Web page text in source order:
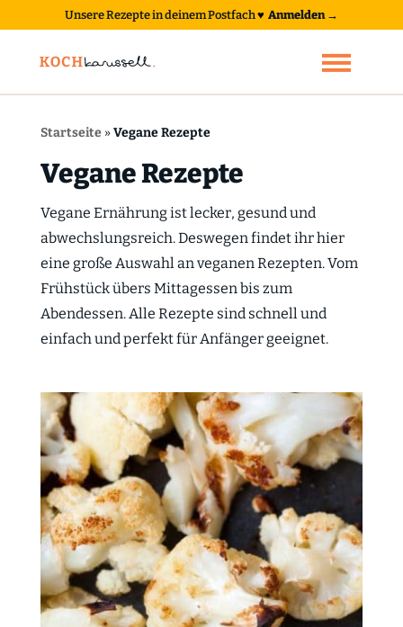
Unsere Rezepte in deinem Postfach♥ Anmelden →
Startseite»Vegane Rezepte
Vegane Rezepte
Vegane Ernährung ist lecker, gesund und
abwechslungsreich. Deswegen findet ihr hier
eine große Auswahl an veganen Rezepten. Vom
Frühstück übers Mittagessen bis zum
Abendessen. Alle Rezepte sind schnell und
einfach und perfekt für Anfänger geeignet.